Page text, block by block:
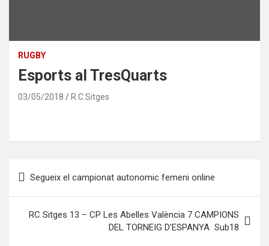
RUGBY
Esports al TresQuarts
03/05/2018 R.C.Sitges
Segueix el campionat autonomic femeni online
RC Sitges 13 – CP Les Abelles València 7 CAMPIONS
DEL TORNEIG D’ESPANYA Sub18